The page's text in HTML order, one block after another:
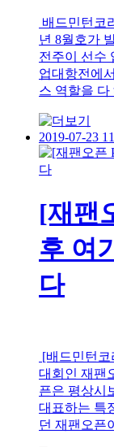
배드민턴코
년 8월호가
전주이 선수
업대항전에
스 역할을 다
2019-07-23
[재팬
후 여
다
[배드민턴코
대회인 재팬
픈은 평상시
대표하는 특
던 재팬오픈